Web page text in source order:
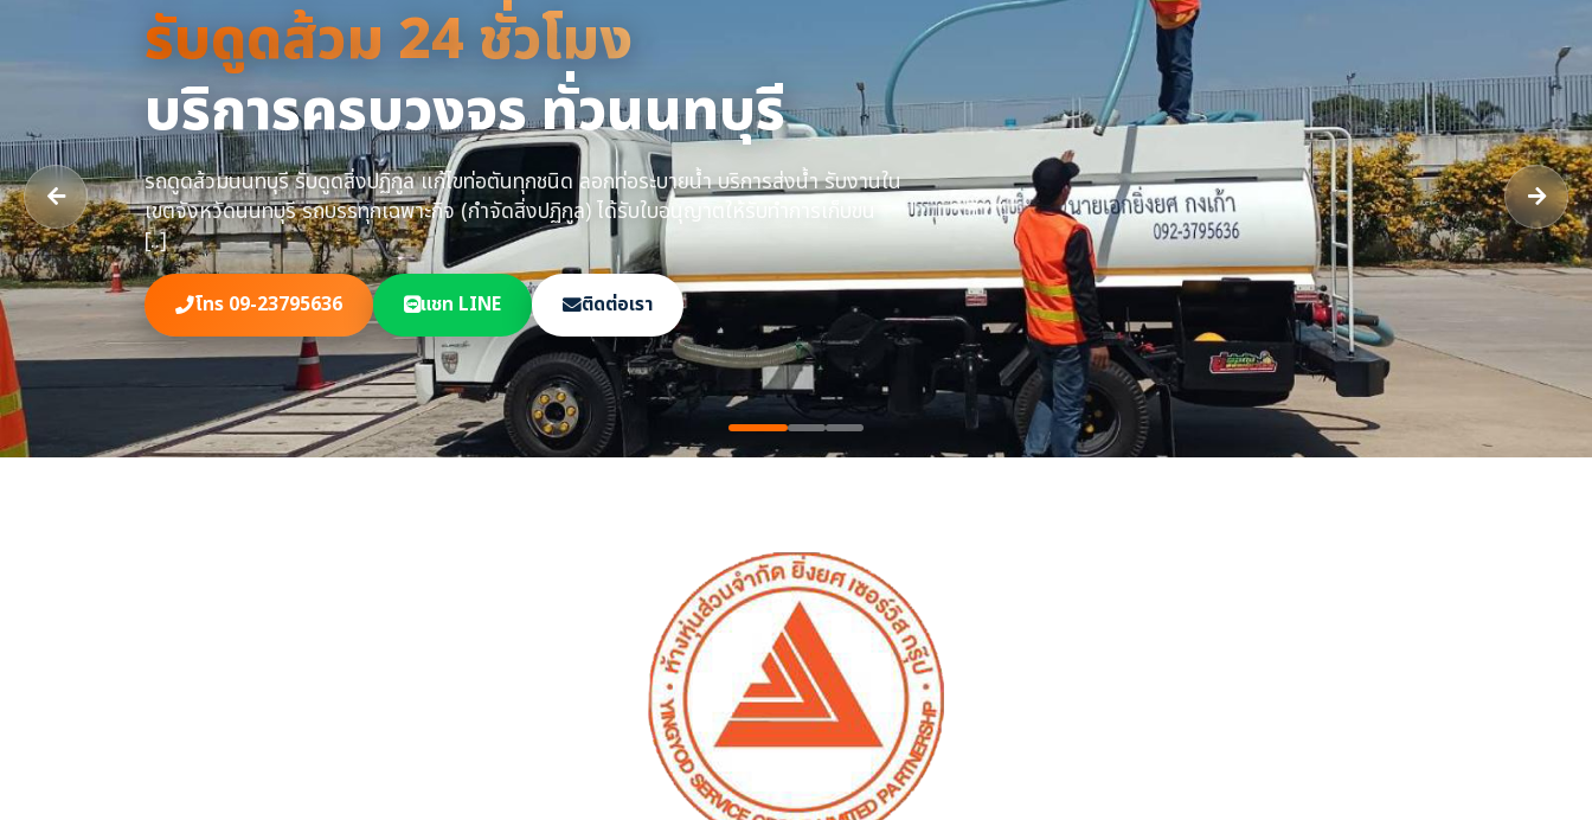
รับดูดส้วม 24 ชั่วโมง
โทร 09-23795636 แชท LINE ติดต่อเรา
รับดูดส้วม 24 ชั่วโมง - หจก.ยิ่งยศ
เซอร์วิส กรุ๊ป | ให้บริการรับดูดส้วม แก้
ปัญหาท่อตัน ลอกท่อระบายน้ำ ในเขต
จังหวัดนนทบุรี มีใบกำจัด ทิ้งสิ่งปฏิกูล
แบบถูกกฏหมาย
รถดูดส้วม​นนทบุรี รับดูดสิ่งปฏิกูล​ แก้ไขท่อตันทุกชนิด​ ลอกท่อระบายน้ำ​ บริการส่งน้ำ รับงานใน
เขตจังหวัดนนทบุรี รถบรรทุกเฉพาะกิจ​ (กำจัดสิ่งปฏิกูล)​ ได้รับใบอนุญาตให้รับทำการเก็บขน​
[..]